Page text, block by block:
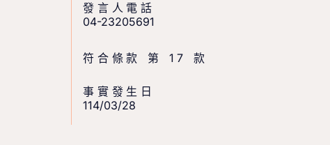
發言人電話
04-23205691
符合條款 第 17 款
事實發生日
114/03/28